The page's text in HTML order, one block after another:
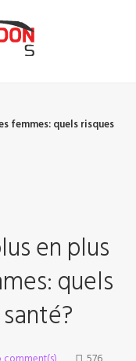
femmes: quels risques
en plus
quels